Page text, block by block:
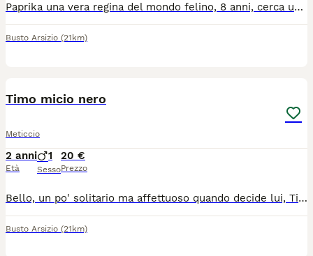
Paprika una vera regina del mondo felino, 8 anni, cerca una nuova casa per problemi di regole abitative. Carattere forte, territoriale, è una vera padrona di casa. Bella e forte decide quando e da chi farsi coccolare. Adatta a persone con un po' di esperienza, meglio no bambini, è la micia perfetta per chi ama la presenza di un pelosino amante del calduccio, della casa ma con uno spirito indipendente. Sana, vaccinata, da sterilizzare. Per info msg whatsapp al nr 39 338 750 7118. Verrete richiamati.
Busto Arsizio (21km)
Timo micio nero
Meticcio
2 anni
Età
1
Sesso
20 €
Prezzo
Bello, un po' solitario ma affettuoso quando decide lui, Timo é un bellissimo micio nero di due anni. Per problemi di regole abitative cerca una nuova famiglia che lo accolga per proseguire la sua vita in serenità e piena di amore. Vivace e giocherellone riempirà la nuova casa di allegria... Non adatto a persone inesperte, cerchiamo per lui veri amanti dei gatti che sapranno concedergli un po' di tempo per adattarsi e potersi fidare incondizionatamente... Castrato e vaccinato per info msg whatsapp al numero 3387507118 verrete richiamati.
Busto Arsizio (21km)